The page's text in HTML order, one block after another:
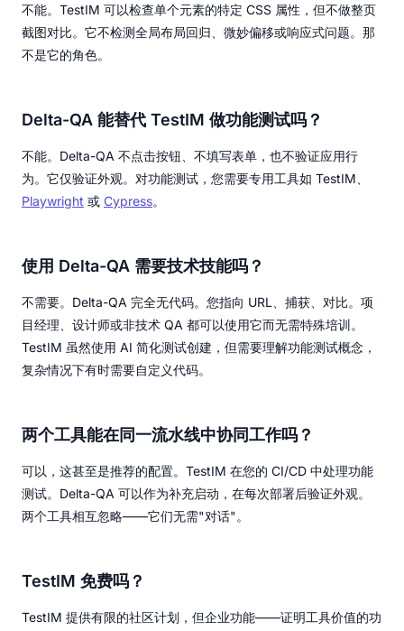
不能。TestIM 可以检查单个元素的特定 CSS 属性，但不做整页
截图对比。它不检测全局布局回归、微妙偏移或响应式问题。那
不是它的角色。
Delta-QA 能替代 TestIM 做功能测试吗？
不能。Delta-QA 不点击按钮、不填写表单，也不验证应用行
为。它仅验证外观。对功能测试，您需要专用工具如 TestIM、
Playwright 或 Cypress。
使用 Delta-QA 需要技术技能吗？
不需要。Delta-QA 完全无代码。您指向 URL、捕获、对比。项
目经理、设计师或非技术 QA 都可以使用它而无需特殊培训。
TestIM 虽然使用 AI 简化测试创建，但需要理解功能测试概念，
复杂情况下有时需要自定义代码。
两个工具能在同一流水线中协同工作吗？
可以，这甚至是推荐的配置。TestIM 在您的 CI/CD 中处理功能
测试。Delta-QA 可以作为补充启动，在每次部署后验证外观。
两个工具相互忽略——它们无需"对话"。
TestIM 免费吗？
TestIM 提供有限的社区计划，但企业功能——证明工具价值的功